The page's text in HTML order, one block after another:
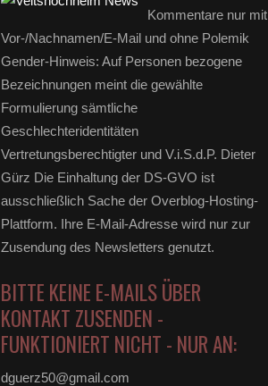
Kommentare nur mit
Vor-/Nachnamen/E-Mail und ohne Polemik
Gender-Hinweis: Auf Personen bezogene
Bezeichnungen meint die gewählte
Formulierung sämtliche
Geschlechteridentitäten
Vertretungsberechtigter und V.i.S.d.P. Dieter
Gürz Die Einhaltung der DS-GVO ist
ausschließlich Sache der Overblog-Hosting-
Plattform. Ihre E-Mail-Adresse wird nur zur
Zusendung des Newsletters genutzt.
BITTE KEINE E-MAILS ÜBER
KONTAKT ZUSENDEN -
FUNKTIONIERT NICHT - NUR AN:
dguerz50@gmail.com